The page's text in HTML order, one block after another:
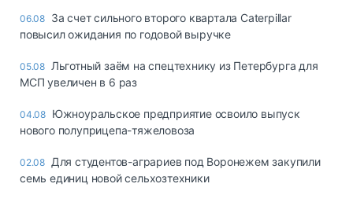
06.08 За счет сильного второго квартала Caterpillar
повысил ожидания по годовой выручке
05.08 Льготный заём на спецтехнику из Петербурга для
МСП увеличен в 6 раз
04.08 Южноуральское предприятие освоило выпуск
нового полуприцепа-тяжеловоза
02.08 Для студентов-аграриев под Воронежем закупили
семь единиц новой сельхозтехники